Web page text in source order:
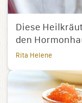
Diese
den
Rita Helene